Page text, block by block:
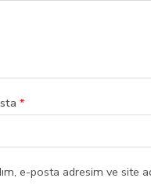
*
e-posta adresim ve site